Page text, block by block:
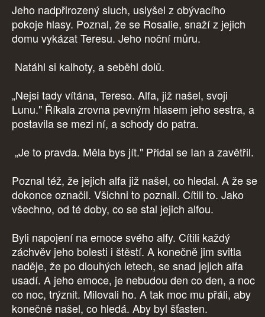
Jeho nadpřirozený sluch, uslyšel z obývacího
pokoje hlasy. Poznal, že se Rosalie, snaží z jejich
domu vykázat Teresu. Jeho noční můru.
Natáhl si kalhoty, a seběhl dolů.
„Nejsi tady vítána, Tereso. Alfa, již našel, svoji
Lunu." Říkala zrovna pevným hlasem jeho sestra, a
postavila se mezi ní, a schody do patra.
„Je to pravda. Měla bys jít." Přidal se Ian a zavětřil.
Poznal též, že jejich alfa již našel, co hledal. A že se
dokonce označil. Všichni to poznali. Cítili to. Jako
všechno, od té doby, co se stal jejich alfou.
Byli napojení na emoce svého alfy. Cítili každý
záchvěv jeho bolesti i štěstí. A konečně jim svitla
naděje, že po dlouhých letech, se snad jejich alfa
usadí. A jeho emoce, je nebudou den co den, a noc
co noc, trýznit. Milovali ho. A tak moc mu přáli, aby
konečně našel, co hledá. Aby byl šťasten.